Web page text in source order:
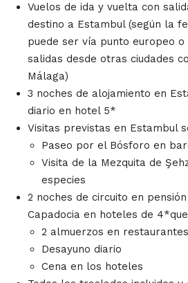
Vuelos de ida y vuelta con
destino a Estambul (según la
puede ser vía punto europeo
salidas desde otras ciudades
Málaga)
3 noches de alojamiento en
diario en hotel 5*
Visitas previstas en Estambul
Paseo por el Bósforo en
Visita de la Mezquita de
especies
2 noches de circuito en
Capadocia en hoteles de
2 almuerzos en
Desayuno diario
Cena en los hoteles